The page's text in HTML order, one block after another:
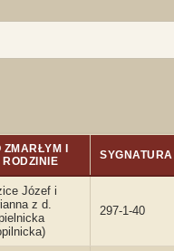
ZMARŁYM I
RODZINIE
SYGNATURA
Józef i
z d.
297-1-40